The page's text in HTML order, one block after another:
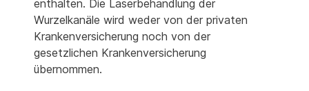
enthalten. Die Laserbehandlung der
Wurzelkanäle wird weder von der privaten
Krankenversicherung noch von der
gesetzlichen Krankenversicherung
übernommen.